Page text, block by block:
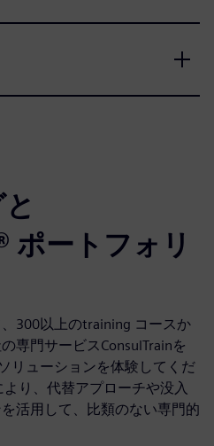
ポートフォリ
300以上のtraining コースか
専門サービスConsulTrainを
リューションを体験してくだ
り、代替アプローチや没入
活用して、比類のない専門的